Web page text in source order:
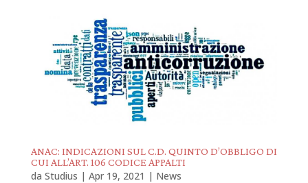
ANAC: INDICAZIONI SUL C.D. QUINTO D’OBBLIGO DI
CUI ALL’ART. 106 CODICE APPALTI
da Studius | Apr 19, 2021 | News